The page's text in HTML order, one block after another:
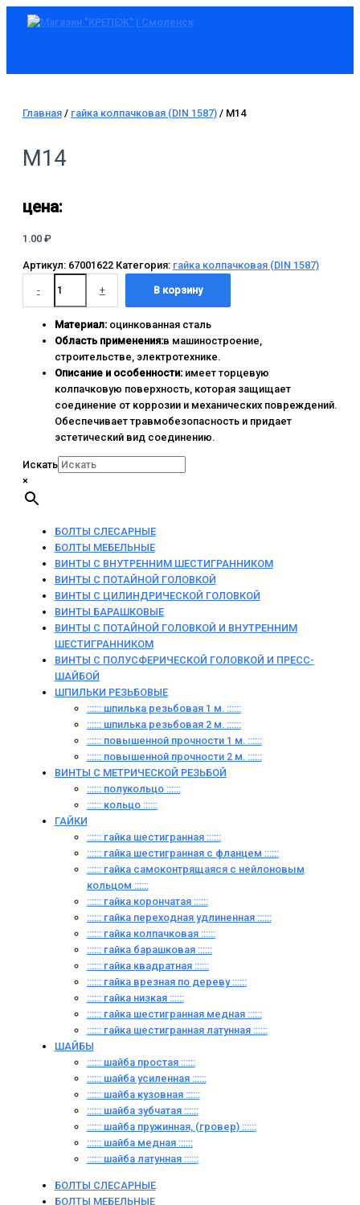
Перейти Главное
Главная/ гайка колпачковая (DIN 1587)/ М14
М14
цена:
1.00 ₽
Артикул: 67001622 Категория: гайка колпачковая (DIN 1587)
-
Количество
товара
+ В корзину
Материал:оцинкованная сталь
Область применения:в машиностроение,
строительстве, электротехнике.
Описание и особенности:имеет торцевую
колпачковую поверхность, которая защищает
соединение от коррозии и механических повреждений.
Обеспечивает травмобезопасность и придает
эстетический вид соединению.
Искать
×
БОЛТЫ СЛЕСАРНЫЕ
БОЛТЫ МЕБЕЛЬНЫЕ
ВИНТЫ С ВНУТРЕННИМ ШЕСТИГРАННИКОМ
ВИНТЫ С ПОТАЙНОЙ ГОЛОВКОЙ
ВИНТЫ С ЦИЛИНДРИЧЕСКОЙ ГОЛОВКОЙ
ВИНТЫ БАРАШКОВЫЕ
ВИНТЫ С ПОТАЙНОЙ ГОЛОВКОЙ И ВНУТРЕННИМ
ШЕСТИГРАННИКОМ
ВИНТЫ С ПОЛУСФЕРИЧЕСКОЙ ГОЛОВКОЙ И ПРЕСС-
ШАЙБОЙ
ШПИЛЬКИ РЕЗЬБОВЫЕ
:::::: шпилька резьбовая 1 м. ::::::
:::::: шпилька резьбовая 2 м. ::::::
:::::: повышенной прочности 1 м. ::::::
:::::: повышенной прочности 2 м. ::::::
ВИНТЫ C МЕТРИЧЕСКОЙ РЕЗЬБОЙ
:::::: полукольцо ::::::
:::::: кольцо ::::::
ГАЙКИ
:::::: гайка шестигранная ::::::
:::::: гайка шестигранная с фланцем ::::::
:::::: гайка самоконтрящаяся с нейлоновым
кольцом ::::::
:::::: гайка корончатая ::::::
:::::: гайка переходная удлиненная ::::::
:::::: гайка колпачковая ::::::
:::::: гайка барашковая ::::::
:::::: гайка квадратная ::::::
:::::: гайка врезная по дереву ::::::
:::::: гайка низкая ::::::
:::::: гайка шестигранная медная ::::::
:::::: гайка шестигранная латунная ::::::
ШАЙБЫ
:::::: шайба простая ::::::
:::::: шайба усиленная ::::::
:::::: шайба кузовная ::::::
:::::: шайба зубчатая ::::::
:::::: шайба пружинная, (гровер) ::::::
:::::: шайба медная ::::::
:::::: шайба латунная ::::::
БОЛТЫ СЛЕСАРНЫЕ
БОЛТЫ МЕБЕЛЬНЫЕ